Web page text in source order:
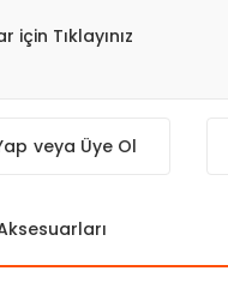
için Tıklayınız
veya Üye Ol